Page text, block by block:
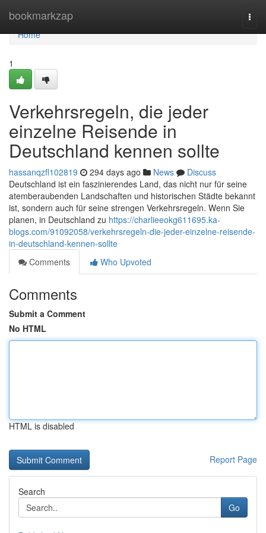
bookmarkzap
Home
Home
1
Verkehrsregeln, die jeder
einzelne Reisende in
Deutschland kennen sollte
hassanqzfl102819 294 days ago News
Discuss
Deutschland ist ein faszinierendes Land, das nicht nur für seine
atemberaubenden Landschaften und historischen Städte bekannt
ist, sondern auch für seine strengen Verkehrsregeln. Wenn Sie
planen, in Deutschland zu https://charlieeokg611695.ka-
blogs.com/91092058/verkehrsregeln-die-jeder-einzelne-reisende-
in-deutschland-kennen-sollte
Comments
Who Upvoted
Comments
Submit a Comment
No HTML
HTML is disabled
Report Page
Search
Go